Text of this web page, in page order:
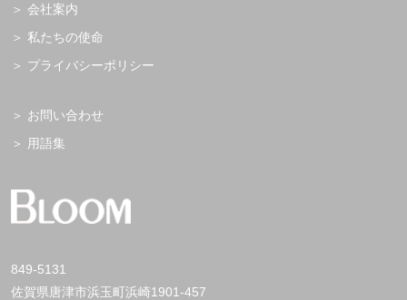
849-5131
佐賀県唐津市浜玉町浜崎1901-457
会社案内
私たちの使命
プライバシーポリシー
お問い合わせ
用語集